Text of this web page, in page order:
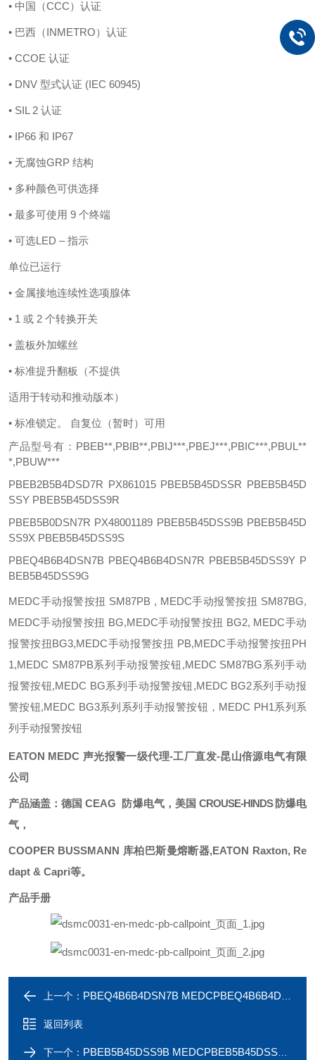
• 中国（CCC）认证
• 巴西（INMETRO）认证
• CCOE 认证
• DNV 型式认证 (IEC 60945)
• SIL 2 认证
• IP66 和 IP67
• 无腐蚀GRP 结构
• 多种颜色可供选择
• 最多可使用 9 个终端
• 可选LED – 指示
单位已运行
• 金属接地连续性选项腺体
• 1 或 2 个转换开关
• 盖板外加螺丝
• 标准提升翻板（不提供
适用于转动和推动版本）
• 标准锁定。 自复位（暂时）可用
产品型号有：PBEB**,PBIB**,PBIJ***,PBEJ***,PBIC***,PBUL**
*,PBUW***
PBEB2B5B4DSD7R PX861015 PBEB5B45DSSR PBEB5B45D
SSY PBEB5B45DSS9R
PBEB5B0DSN7R PX48001189 PBEB5B45DSS9B PBEB5B45D
SS9X PBEB5B45DSS9S
PBEQ4B6B4DSN7B PBEQ4B6B4DSN7R PBEB5B45DSS9Y P
BEB5B45DSS9G
MEDC手动报警按扭 SM87PB , MEDC手动报警按扭 SM87BG,
MEDC手动报警按扭 BG,MEDC手动报警按扭 BG2, MEDC手动
报警按扭BG3,MEDC手动报警按扭 PB,MEDC手动报警按扭PH
1,MEDC SM87PB系列手动报警按钮,MEDC SM87BG系列手动
报警按钮,MEDC BG系列手动报警按钮,MEDC BG2系列手动报
警按钮,MEDC BG3系列系列手动报警按钮，MEDC PH1系列系
列手动报警按钮
EATON MEDC 声光报警一级代理-工厂直发-昆山倍源电气有限
公司
产品涵盖：德国 CEAG 防爆电气， 美国 CROUSE-HINDS 防爆电
气 ，
COOPER BUSSMANN 库柏巴斯曼熔断器,EATON Raxton, Re
dapt & Capri等。
产品手册
上一个： PBEQ4B6B4DSN7B MEDCPBEQ4B6B4DSN7B 防爆报警按钮
返回列表
下一个： PBEB5B45DSS9B MEDCPBEB5B45DSS9B 防爆报警按钮